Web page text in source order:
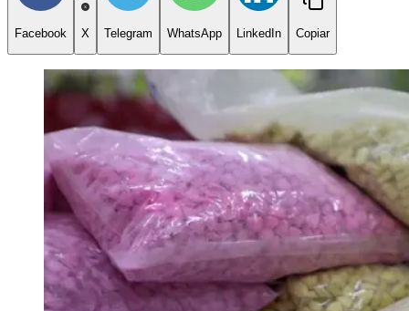
Facebook X Telegram WhatsApp LinkedIn Copiar